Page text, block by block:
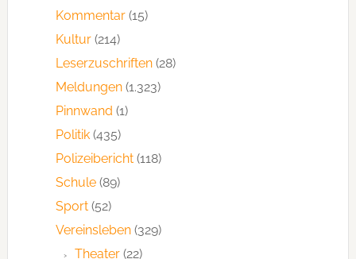
Kommentar(15)
Kultur(214)
Leserzuschriften(28)
Meldungen(1.323)
Pinnwand (1)
Politik(435)
Polizeibericht(118)
Schule(89)
Sport(52)
Vereinsleben(329)
Theater(22)